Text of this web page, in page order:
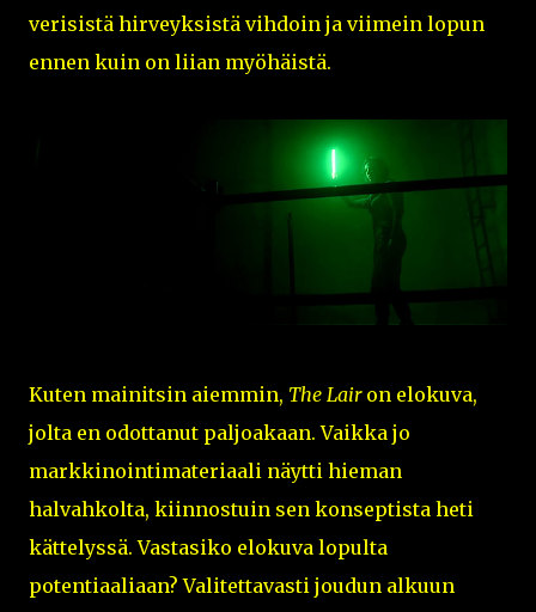
verisistä hirveyksistä vihdoin ja viimein lopun
ennen kuin on liian myöhäistä.
Kuten mainitsin aiemmin, The Lair on elokuva,
jolta en odottanut paljoakaan. Vaikka jo
markkinointimateriaali näytti hieman
halvahkolta, kiinnostuin sen konseptista heti
kättelyssä. Vastasiko elokuva lopulta
potentiaaliaan? Valitettavasti joudun alkuun